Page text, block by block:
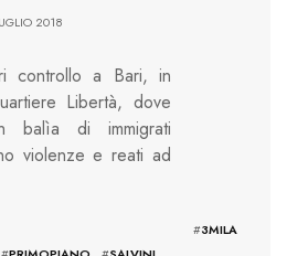
2018
controllo a Bari, in
Libertà, dove
balìa di immigrati
violenze e reati ad
#3MILA